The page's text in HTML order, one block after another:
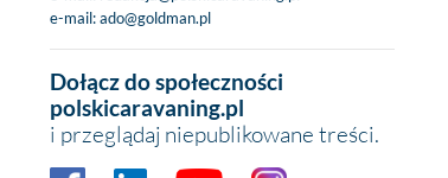
e-mail:ado@goldman.pl
Dołącz do społeczności
polskicaravaning.pl
i przeglądaj niepublikowane treści.